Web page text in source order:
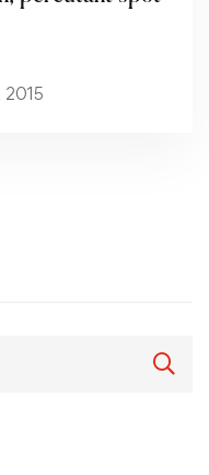
2015